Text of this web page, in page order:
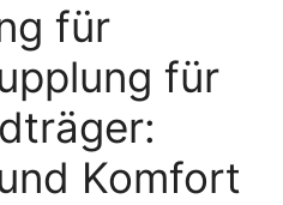
für
für
Komfort